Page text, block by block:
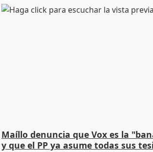
Maíllo denuncia que Vox es la
y que el PP ya asume todas sus